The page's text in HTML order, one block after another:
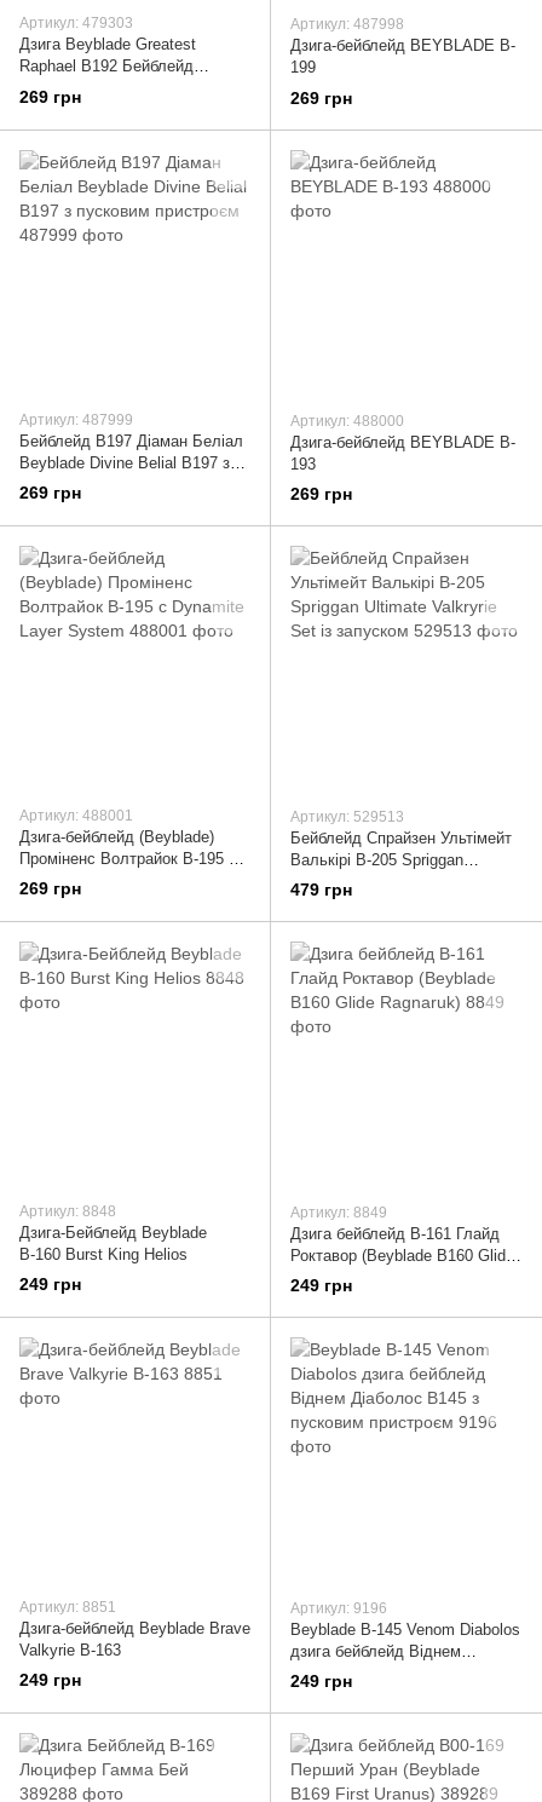
Артикул: 479303
Дзига Beyblade Greatest
Raphael B192 Бейблейд
Грейтест Рафаель B-192 із
запуском
269 грн
Артикул: 487998
Дзига-бейблейд BEYBLADE B-
199
269 грн
Артикул: 487999
Бейблейд B197 Діаман Беліал
Beyblade Divine Belial B197 з
пусковим пристроєм
269 грн
Артикул: 488000
Дзига-бейблейд BEYBLADE B-
193
269 грн
Артикул: 488001
Дзига-бейблейд (Beyblade)
Проміненс Волтрайок B-195 c
Dynamite Layer System
269 грн
Артикул: 529513
Бейблейд Спрайзен Ультімейт
Валькірі B-205 Spriggan
Ultimate Valkryrie Set із
запуском
479 грн
Артикул: 8848
Дзига-Бейблейд Beyblade
В-160 Burst King Helios
249 грн
Артикул: 8849
Дзига бейблейд B-161 Глайд
Роктавор (Beyblade B160 Glide
Ragnaruk)
249 грн
Артикул: 8851
Дзига-бейблейд Beyblade Brave
Valkyrie B-163
249 грн
Артикул: 9196
Beyblade B-145 Venom Diabolos
дзига бейблейд Віднем
Діаболос B145 з пусковим
пристроєм
249 грн